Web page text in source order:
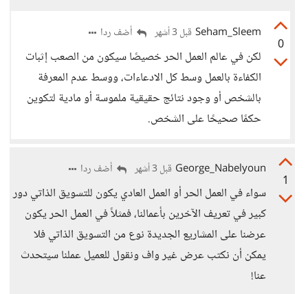
0
Seham_Sleem قبل 3 أشهر أضف ردا
لكن في عالم العمل الحر خصيصًا سيكون من الصعب إثبات
الكفاءة بالعمل وسط كل الادعاءات، ووسط عدم المعرفة
بالشخص أو وجود نتائج حقيقية ملموسة أو مادية لتكوين
حكمًا صحيحًا على الشخص.
1
George_Nabelyoun قبل 3 أشهر أضف ردا
سواء في العمل الحر أو العمل العادي يكون للتسويق الذاتي دور
كبير في تعريف الآخرين بأعمالنا، فمثلاً في العمل الحر يكون
عرضنا على المشاريع الجديدة نوع من التسويق الذاتي فلا
يمكن أن نكتب عرض غير واف ونقول للعميل عملنا سيتحدث
عنا!